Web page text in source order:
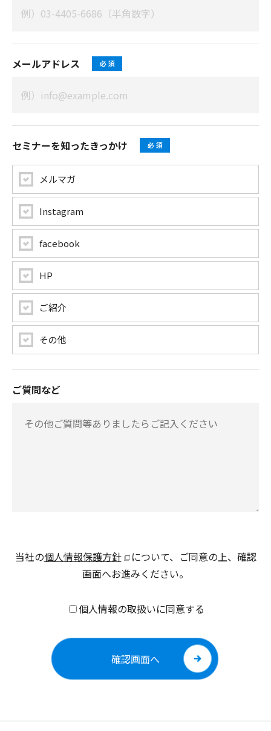
メールアドレス
セミナーを知ったきっかけ
メルマガ
Instagram
facebook
HP
ご紹介
その他
ご質問など
当社の個人情報保護方針
について、ご同意の上、確認
画面へお進みください。
個人情報の取扱いに同意する